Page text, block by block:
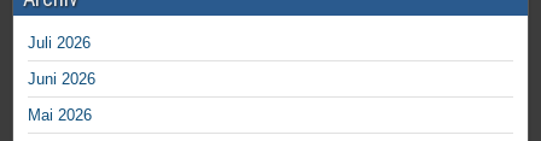
Juli 2026
Juni 2026
Mai 2026